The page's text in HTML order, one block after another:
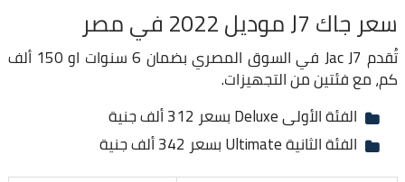
سعر جاك J7 موديل 2022 في مصر
تُقدم Jac J7 في السوق المصري بضمان 6 سنوات او 150 ألف
كم، مع فئتين من التجهيزات.
الفئة الأولى Deluxe بسعر 312 ألف جنية
الفئة الثانية Ultimate بسعر 342 ألف جنية